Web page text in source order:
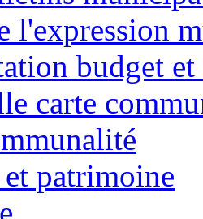
l'expression
budget
carte
patrimoine